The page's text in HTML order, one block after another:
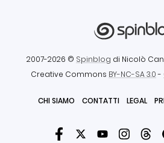
2007-2026 © Spinblog di Nicolò
Creative Commons BY-NC-SA 3.0-
CHI SIAMO CONTATTI LEGAL